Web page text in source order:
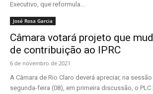
Executivo, que reformula...
José Rosa Garcia
Câmara votará projeto que
de contribuição ao IPRC
6 de novembro de 2021
A Câmara de Rio Claro deverá apreciar, na
segunda-feira (08), em primeira discussão, o